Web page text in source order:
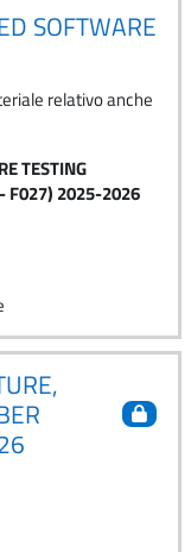
SOFTWARE
relativo anche
TESTING
F027) 2025-2026